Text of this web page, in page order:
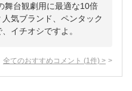
舞台観劇用に最適な10倍
気ブランド、ペンタック
イチオシですよ。
全てのおすすめコメント (1 件) >